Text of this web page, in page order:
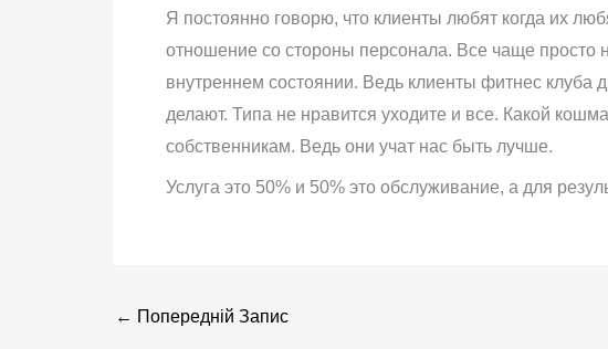
Я постоянно говорю, что клиенты любят когда их
отношение со стороны персонала. Все чаще просто
внутреннем состоянии. Ведь клиенты фитнес клуба
делают. Типа не нравится уходите и все. Какой
собственникам. Ведь они учат нас быть лучше.
Услуга это 50% и 50% это обслуживание, а для
← Попередній Запис